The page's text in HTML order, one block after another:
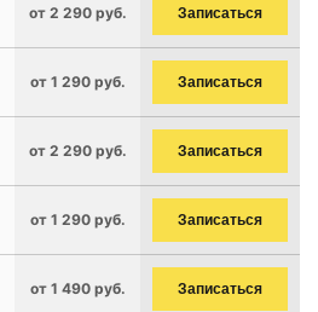
от 2 290 руб. Записаться
от 1 290 руб. Записаться
от 2 290 руб. Записаться
от 1 290 руб. Записаться
от 1 490 руб. Записаться